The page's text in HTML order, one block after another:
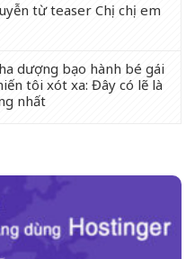
từ teaser Chị chị em
dượng bạo hành bé gái
tôi xót xa: Đây có lẽ là
nhất